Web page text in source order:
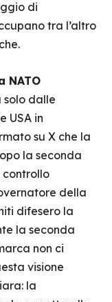
di
tra l’altro
NATO
solo dalle
USA in
su X che la
la seconda
controllo
della
difesero la
la seconda
non ci
visione
la